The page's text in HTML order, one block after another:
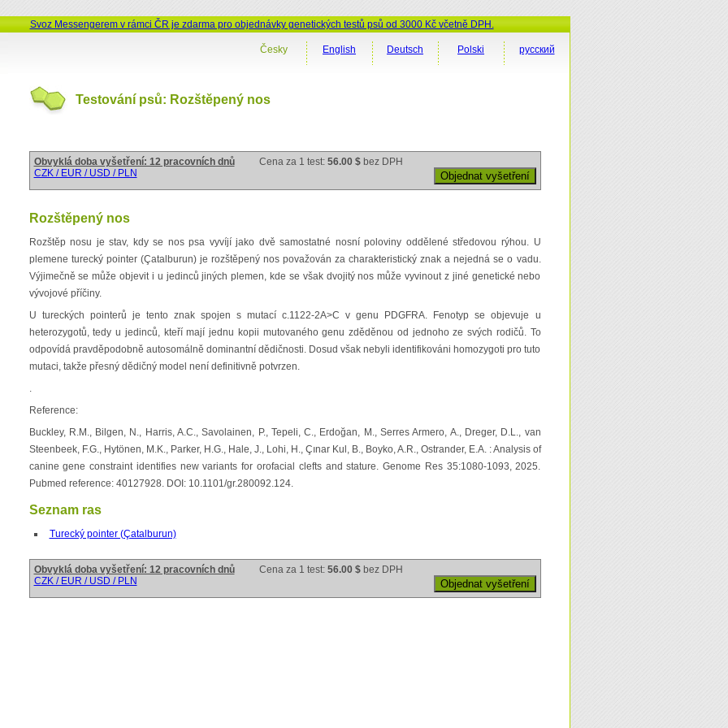
Svoz Messengerem v rámci ČR je zdarma pro objednávky genetických testů psů od 3000 Kč včetně DPH.
русский
Polski
Deutsch
English
Česky
Testování psů: Rozštěpený nos
Obvyklá doba vyšetření: 12 pracovních dnů Cena za 1 test: 56.00 $ bez DPH
CZK / EUR / USD / PLN
Rozštěpený nos
Rozštěp nosu je stav, kdy se nos psa vyvíjí jako dvě samostatné nosní poloviny oddělené středovou rýhou. U
plemene turecký pointer (Çatalburun) je rozštěpený nos považován za charakteristický znak a nejedná se o vadu.
Výjimečně se může objevit i u jedinců jiných plemen, kde se však dvojitý nos může vyvinout z jiné genetické nebo
vývojové příčiny.
U tureckých pointerů je tento znak spojen s mutací c.1122-2A>C v genu PDGFRA. Fenotyp se objevuje u
heterozygotů, tedy u jedinců, kteří mají jednu kopii mutovaného genu zděděnou od jednoho ze svých rodičů. To
odpovídá pravděpodobně autosomálně dominantní dědičnosti. Dosud však nebyli identifikováni homozygoti pro tuto
mutaci, takže přesný dědičný model není definitivně potvrzen.
Reference:
Buckley, R.M., Bilgen, N., Harris, A.C., Savolainen, P., Tepeli, C., Erdoğan, M., Serres Armero, A., Dreger, D.L., van
Steenbeek, F.G., Hytönen, M.K., Parker, H.G., Hale, J., Lohi, H., Çınar Kul, B., Boyko, A.R., Ostrander, E.A. : Analysis of
canine gene constraint identifies new variants for orofacial clefts and stature. Genome Res 35:1080-1093, 2025.
Pubmed reference: 40127928. DOI: 10.1101/gr.280092.124.
Seznam ras
Turecký pointer (Çatalburun)
Obvyklá doba vyšetření: 12 pracovních dnů Cena za 1 test: 56.00 $ bez DPH
CZK / EUR / USD / PLN